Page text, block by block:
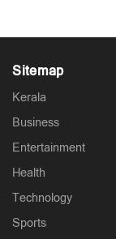
Latest
വിദ്യാഭ്യാസ
11 hours ago
Sitemap
Kerala
Business
Entertainment
Health
Technology
Sports